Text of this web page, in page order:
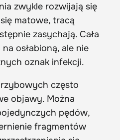
zwykle rozwijają się
matowe, tracą
zasychają. Cała
osłabioną, ale nie
oznak infekcji.
często
objawy. Można
pędów,
fragmentów